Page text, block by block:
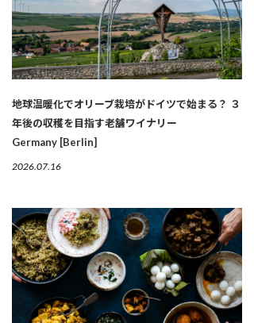
地球温暖化でオリーブ栽培がドイツで始まる？ ３
年後の収穫を目指す老舗ワイナリー
Germany [Berlin]
2026.07.16